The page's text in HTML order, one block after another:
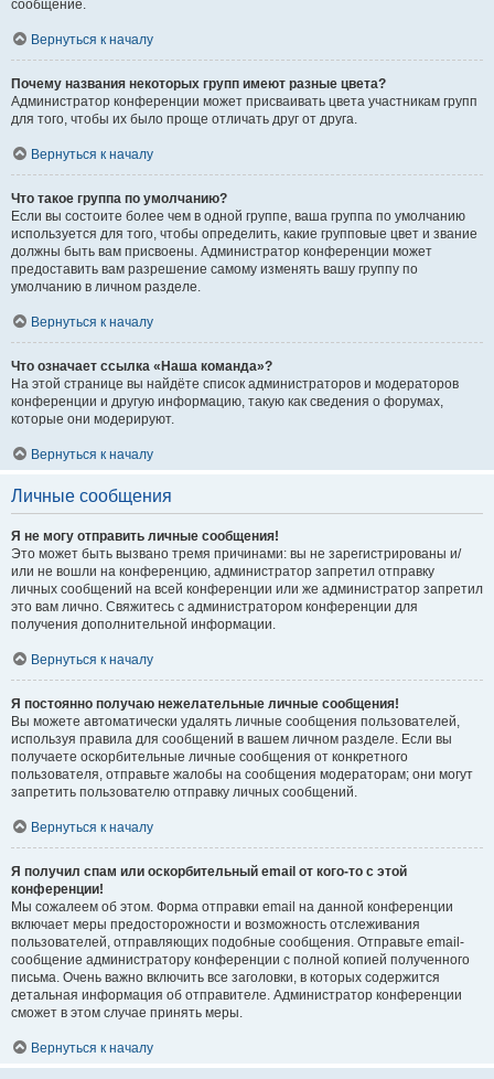
сообщение.
Вернуться к началу
Почему названия некоторых групп имеют разные цвета?
Администратор конференции может присваивать цвета участникам групп
для того, чтобы их было проще отличать друг от друга.
Вернуться к началу
Что такое группа по умолчанию?
Если вы состоите более чем в одной группе, ваша группа по умолчанию
используется для того, чтобы определить, какие групповые цвет и звание
должны быть вам присвоены. Администратор конференции может
предоставить вам разрешение самому изменять вашу группу по
умолчанию в личном разделе.
Вернуться к началу
Что означает ссылка «Наша команда»?
На этой странице вы найдёте список администраторов и модераторов
конференции и другую информацию, такую как сведения о форумах,
которые они модерируют.
Вернуться к началу
Личные сообщения
Я не могу отправить личные сообщения!
Это может быть вызвано тремя причинами: вы не зарегистрированы и/
или не вошли на конференцию, администратор запретил отправку
личных сообщений на всей конференции или же администратор запретил
это вам лично. Свяжитесь с администратором конференции для
получения дополнительной информации.
Вернуться к началу
Я постоянно получаю нежелательные личные сообщения!
Вы можете автоматически удалять личные сообщения пользователей,
используя правила для сообщений в вашем личном разделе. Если вы
получаете оскорбительные личные сообщения от конкретного
пользователя, отправьте жалобы на сообщения модераторам; они могут
запретить пользователю отправку личных сообщений.
Вернуться к началу
Я получил спам или оскорбительный email от кого-то с этой
конференции!
Мы сожалеем об этом. Форма отправки email на данной конференции
включает меры предосторожности и возможность отслеживания
пользователей, отправляющих подобные сообщения. Отправьте email-
сообщение администратору конференции с полной копией полученного
письма. Очень важно включить все заголовки, в которых содержится
детальная информация об отправителе. Администратор конференции
сможет в этом случае принять меры.
Вернуться к началу